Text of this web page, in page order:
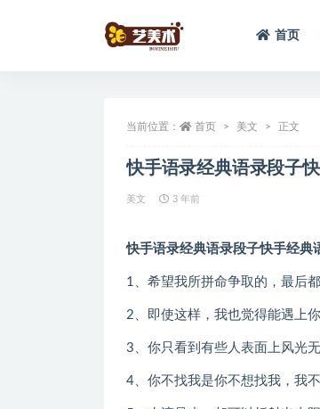
首页
当前位置： 首页 美文 正文
快手语录经典语录段子
美文 3 年前
快手语录经典语录段子快手经典
1、希望我所拼命争取的，最后都
2、即使这样，我也觉得能遇上你
3、你只看到有些人表面上风光
4、你不找我是你不想找我，我